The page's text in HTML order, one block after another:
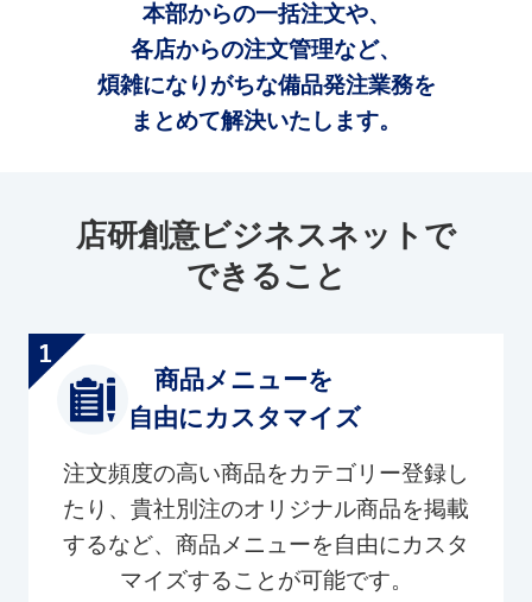
本部からの一括注文や、
各店からの注文管理など、
煩雑になりがちな備品発注業務を
まとめて解決いたします。
店研創意ビジネスネットで
できること
商品メニューを
自由にカスタマイズ
注文頻度の高い商品をカテゴリー登録し
たり、貴社別注のオリジナル商品を掲載
するなど、商品メニューを自由にカスタ
マイズすることが可能です。